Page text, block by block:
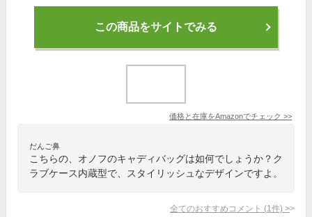
この商品をサイトでみる
価格と在庫をAmazonでチェック >>
だんご鼻
こちらの、オノフのキャディバッグは如何でしょうか？ク
ラブケース内蔵型で、スタイリッシュなデザインですよ。
全てのおすすめコメント (1 件) >